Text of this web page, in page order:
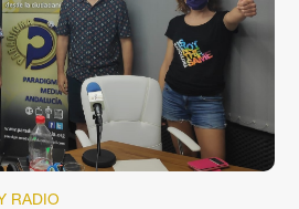
RADIO